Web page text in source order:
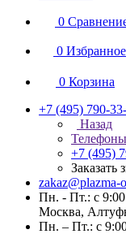
0
0 Избранное
0 Корзина
+7 (495) 790-
Назад
Телефоны
+7 (495)
Заказать
zakaz@plazma-
Пн. - Пт.: с
Москва,
Пн. – Пт.: с